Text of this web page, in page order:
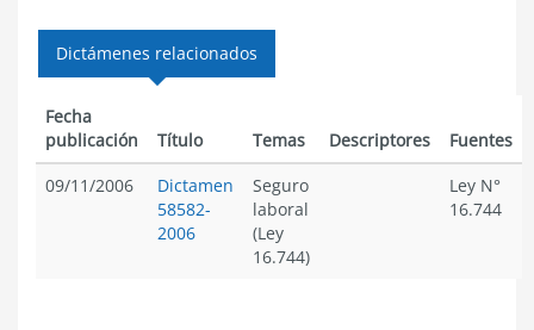
Dictámenes relacionados
Fecha
publicación
Título Temas Descriptores
Fuentes
09/11/2006
Dictamen
58582-
2006
Seguro
laboral
(Ley
16.744)
Ley N°
16.744